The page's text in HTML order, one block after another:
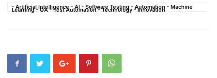
- Artificial Intelligence - AI - Software Testing - Automation - Machine
Learning - QA - Test Automation - Technology - Innovation